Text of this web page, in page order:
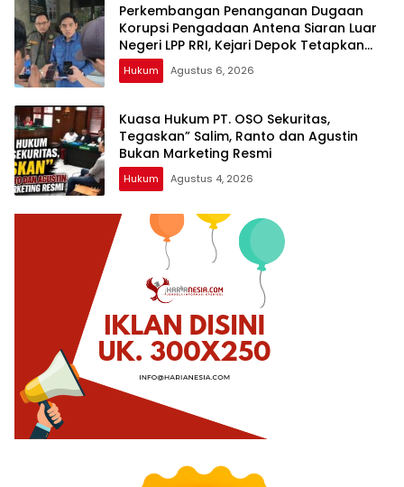
Perkembangan Penanganan Dugaan
Korupsi Pengadaan Antena Siaran Luar
Negeri LPP RRI, Kejari Depok Tetapkan
Satu Tersangka Baru
Hukum Agustus 6, 2026
Kuasa Hukum PT. OSO Sekuritas,
Tegaskan” Salim, Ranto dan Agustin
Bukan Marketing Resmi
Hukum Agustus 4, 2026